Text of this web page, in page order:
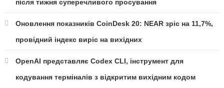
після тижня суперечливого просування
Оновлення показників CoinDesk 20: NEAR зріс на 11,7%,
провідний індекс виріс на вихідних
OpenAI представляє Codex CLI, інструмент для
кодування терміналів з відкритим вихідним кодом